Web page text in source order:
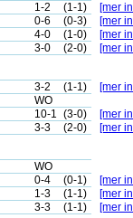
1-2 (1-1)
[mer
0-6 (0-3)
[mer
4-0 (1-0)
[mer
3-0 (2-0) [mer
3-2 (1-1)
[mer
WO
10-1 (3-0)
[mer
3-3 (2-0) [mer
WO
0-4 (0-1)
[mer
1-3 (1-1)
[mer
3-3 (1-1) [mer